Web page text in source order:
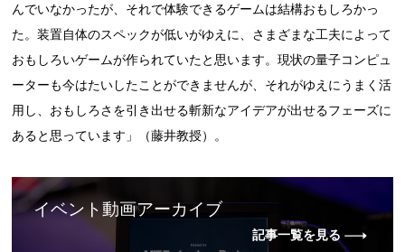
んでいなかったが、それで体験できるゲームは結構おもしろかっ
た。装置自体のスペックが低いがゆえに、さまざまな工夫によって
おもしろいゲームが作られていたと思います。現状の量子コンピュ
ーターも今はたいしたことができませんが、それがゆえにうまく活
用し、おもしろさを引き出せる斬新なアイデアが出せるフェーズに
あると思っています」（藤井教授）。
イベント動画アーカイブ
記事一覧を見る